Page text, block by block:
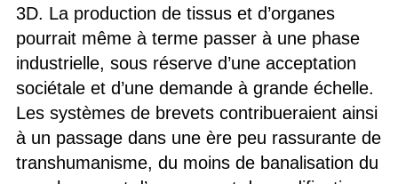
3D. La production de tissus et d’organes
pourrait même à terme passer à une phase
industrielle, sous réserve d’une acceptation
sociétale et d’une demande à grande échelle.
Les systèmes de brevets contribueraient ainsi
à un passage dans une ère peu rassurante de
transhumanisme, du moins de banalisation du